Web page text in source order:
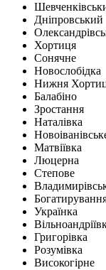
Дніпровський
Хортиця
Сонячне
Новослобідка
Нижня
Балабіно
Зростання
Наталівка
Матвіївка
Люцерна
Степове
Українка
Григорівка
Розумівка
Високогірне